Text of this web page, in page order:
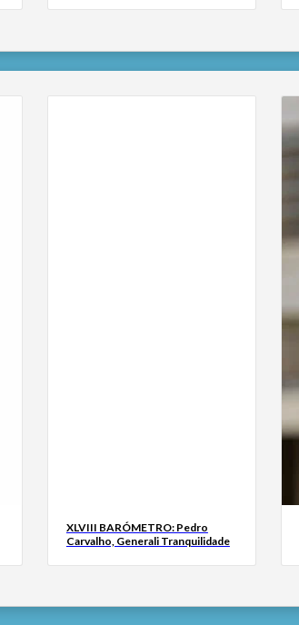
XLVIII BARÓMETRO: Pedro
Carvalho, Generali Tranquilidade